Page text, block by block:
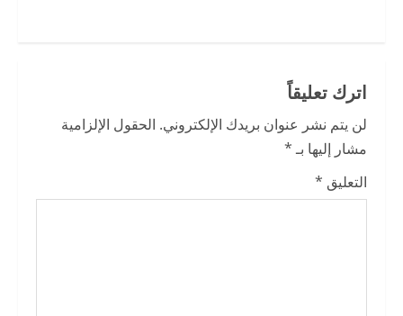
e
R
e
a
اترك تعليقاً
لن يتم نشر عنوان بريدك الإلكتروني. الحقول الإلزامية
مشار إليها بـ*
التعليق *